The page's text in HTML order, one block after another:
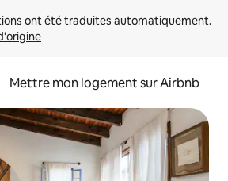
Mettre mon logement sur Airbnb